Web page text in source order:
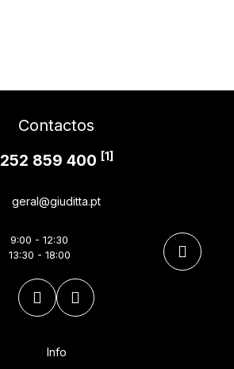
Contactos
252 859 400 [1]
geral@giuditta.pt
9:00 - 12:30
13:30 - 18:00
Info